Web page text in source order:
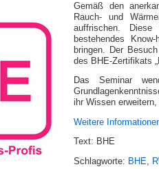
Gemäß den
Rauch- und
auffrischen.
bestehendes
bringen. Der
des BHE-Zertifikats
Das Seminar
ihr Wissen
Weitere
Text: BHE
Schlagworte: BHE,